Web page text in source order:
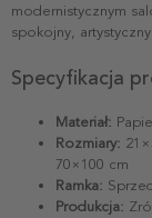
modernistycznym
spokojny,
Specyfikacja
Materiał:
Rozmiary:
70×100 cm
Ramka:
Produkcja: